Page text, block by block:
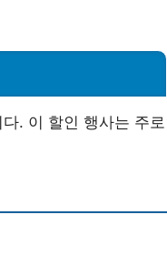
. 이 할인 행사는 주로